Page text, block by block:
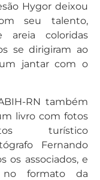
Hygor deixou
seu talento,
areia coloridas
se dirigiram ao
um jantar com o
RN também
livro com fotos
turístico
Fernando
os associados, e
no formato da